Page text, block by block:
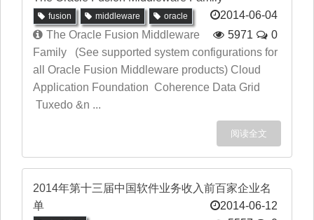
2014-06-04
fusion middleware oracle
5971 0
The Oracle Fusion Middleware
Family (See supported system configurations for
all Oracle Fusion Middleware products) Cloud
Application Foundation Coherence Data Grid
Tuxedo &n ...
阅读全文
2014年第十三届中国软件业务收入前百家企业名
单
2014-06-12